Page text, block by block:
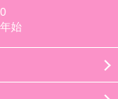
始